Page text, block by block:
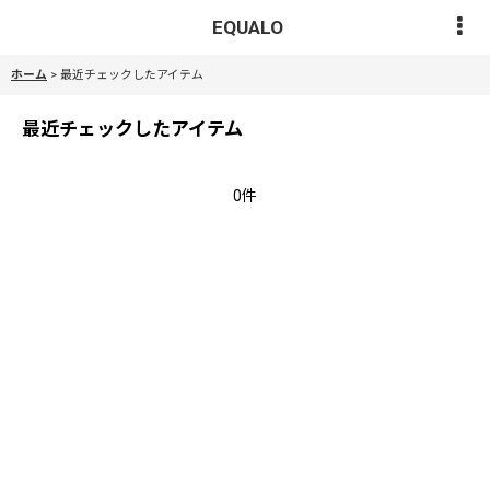
EQUALO
ホーム > 最近チェックしたアイテム
最近チェックしたアイテム
0件